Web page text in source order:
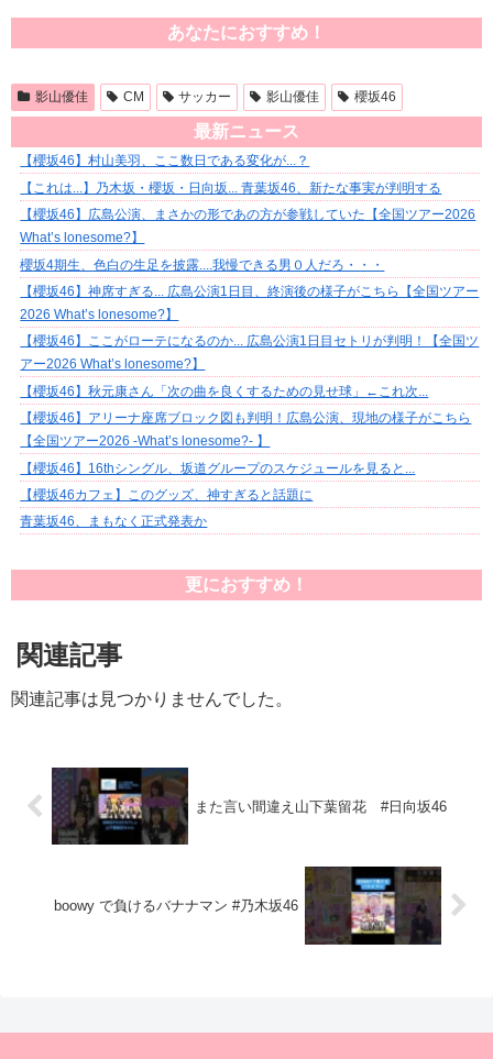
あなたにおすすめ！
影山優佳 CM サッカー 影山優佳 櫻坂46
最新ニュース
【櫻坂46】村山美羽、ここ数日である変化が...？
【これは...】乃木坂・櫻坂・日向坂... 青葉坂46、新たな事実が判明する
【櫻坂46】広島公演、まさかの形であの方が参戦していた【全国ツアー2026
What’s lonesome?】
櫻坂4期生、色白の生足を披露....我慢できる男０人だろ・・・
【櫻坂46】神席すぎる... 広島公演1日目、終演後の様子がこちら【全国ツアー
2026 What’s lonesome?】
【櫻坂46】ここがローテになるのか... 広島公演1日目セトリが判明！【全国ツ
アー2026 What’s lonesome?】
【櫻坂46】秋元康さん「次の曲を良くするための見せ球」←これ次...
【櫻坂46】アリーナ座席ブロック図も判明！広島公演、現地の様子がこちら
【全国ツアー2026 -What’s lonesome?- 】
【櫻坂46】16thシングル、坂道グループのスケジュールを見ると...
【櫻坂46カフェ】このグッズ、神すぎると話題に
青葉坂46、まもなく正式発表か
更におすすめ！
関連記事
関連記事は見つかりませんでした。
また言い間違え山下葉留花 #日向坂46
boowy で負けるバナナマン #乃木坂46